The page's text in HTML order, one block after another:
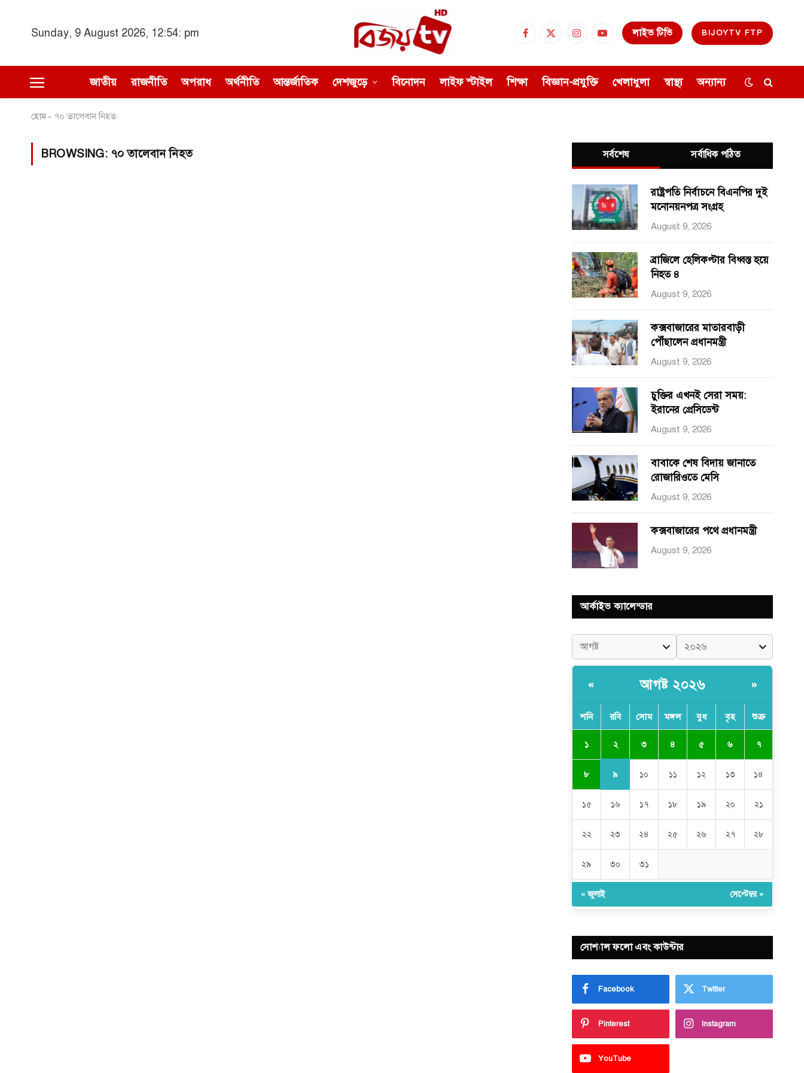
Sunday, 9 August 2026, 12:54: pm Facebook
X
InstagramYouTubeলাইভ টিভি BIJOYTV FTP
জাতীয় রাজনীতি অপরাধ অর্থনীতি আন্তর্জাতিক দেশজুড়ে বিনোদন লাইফ স্টাইল শিক্ষা বিজ্ঞান-প্রযুক্তি খেলাধুলা স্বাস্থ্য অন্যান্য
হোম» ৭০ তালেবান নিহত
BROWSING: ৭০ তালেবান নিহত সর্বশেষ সর্বাধিক পঠিত
রাষ্ট্রপতি নির্বাচনে বিএনপির দুই
মনোনয়নপত্র সংগ্রহ
August 9, 2026
ব্রাজিলে হেলিকপ্টার বিধ্বস্ত হয়ে
নিহত ৪
August 9, 2026
কক্সবাজারের মাতারবাড়ী
পৌঁছালেন প্রধানমন্ত্রী
August 9, 2026
চুক্তির এখনই সেরা সময়:
ইরানের প্রেসিডেন্ট
August 9, 2026
বাবাকে শেষ বিদায় জানাতে
রোজারিওতে মেসি
August 9, 2026
কক্সবাজারের পথে প্রধানমন্ত্রী
August 9, 2026
আর্কাইভ ক্যালেন্ডার
« আগষ্ট ২০২৬ »
শনি রবি সোম মঙ্গল বুধ বৃহ শুক্র
১ ২ ৩ ৪ ৫ ৬ ৭
৮ ৯ ১০ ১১ ১২ ১৩ ১৪
১৫ ১৬ ১৭ ১৮ ১৯ ২০ ২১
২২ ২৩ ২৪ ২৫ ২৬ ২৭ ২৮
২৯ ৩০ ৩১
« জুলাই সেপ্টেম্বর »
সোশ্যাল ফলো এবং কাউন্টার
Facebook Twitter
Pinterest Instagram
YouTube